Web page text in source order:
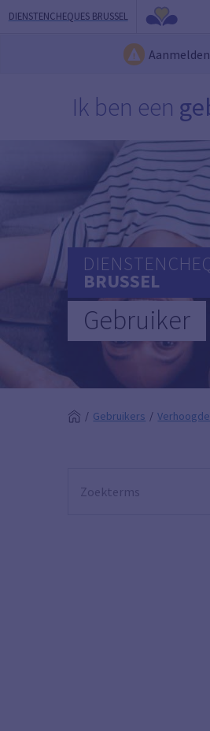
DIENSTENCHEQUES BRUSSEL
Ik ben een
BRUSSEL
Gebruiker
Gebruikers